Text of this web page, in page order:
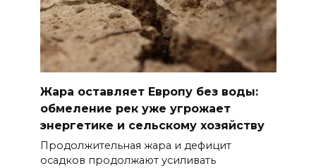
Жара оставляет Европу без воды:
обмеление рек уже угрожает
энергетике и сельскому хозяйству
Продолжительная жара и дефицит
осадков продолжают усиливать